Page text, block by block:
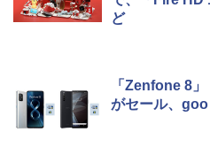
ど
「Zenfone 8
がセール、